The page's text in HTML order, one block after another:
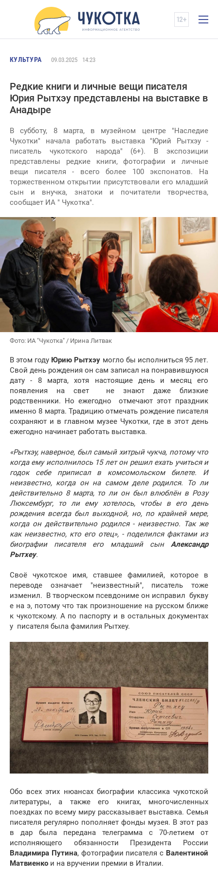
КУЛЬТУРА 09.03.2025 14:23
Редкие книги и личные вещи писателя
Юрия Рытхэу представлены на выставке в
Анадыре
В субботу, 8 марта, в музейном центре "Наследие
Чукотки" начала работать выставка "Юрий Рытхэу -
писатель чукотского народа" (6+). В экспозиции
представлены редкие книги, фотографии и личные
вещи писателя - всего более 100 экспонатов. На
торжественном открытии присутствовали его младший
сын и внучка, знатоки и почитатели творчества,
сообщает ИА " Чукотка".
Фото: ИА "Чукотка" / Ирина Литвак
В этом году Юрию Рытхэу могло бы исполниться 95 лет.
Свой день рождения он сам записал на понравившуюся
дату - 8 марта, хотя настоящие день и месяц его
появления на свет не знают даже близкие
родственники. Но ежегодно отмечают этот праздник
именно 8 марта. Традицию отмечать рождение писателя
сохраняют и в главном музее Чукотки, где в этот день
ежегодно начинает работать выставка.
«Рытхэу, наверное, был самый хитрый чукча, потому что
когда ему исполнилось 15 лет он решил ехать учиться и
годок себе приписал в комсомольском билете. И
неизвестно, когда он на самом деле родился. То ли
действительно 8 марта, то ли он был влюблён в Розу
Люксембург, то ли ему хотелось, чтобы в его день
рождения всегда был выходной, но, по крайней мере,
когда он действительно родился - неизвестно. Так же
как неизвестно, кто его отец», - поделился фактами из
биографии писателя его младший сын Александр
Рытхеу.
Своё чукотское имя, ставшее фамилией, которое в
переводе означает "неизвестный", писатель тоже
изменил. В творческом псевдониме он исправил букву
е на э, потому что так произношение на русском ближе
к чукотскому. А по паспорту и в остальных документах
у писателя была фамилия Рытхеу.
Обо всех этих нюансах биографии классика чукотской
литературы, а также его книгах, многочисленных
поездках по всему миру рассказывает выставка. Семья
писателя регулярно пополняет фонды музея. В этот раз
в дар была передана телеграмма с 70-летием от
исполняющего обязанности Президента России
Владимира Путина, фотографии писателя с Валентиной
Матвиенко и на вручении премии в Италии.